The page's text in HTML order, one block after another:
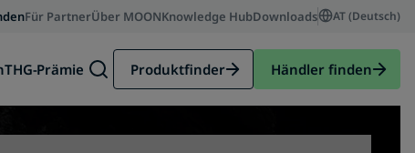
Für PartnerÜber MOONKnowledge HubDownloads AT (Deutsch)
THG-Prämie Produktfinder Händler finden